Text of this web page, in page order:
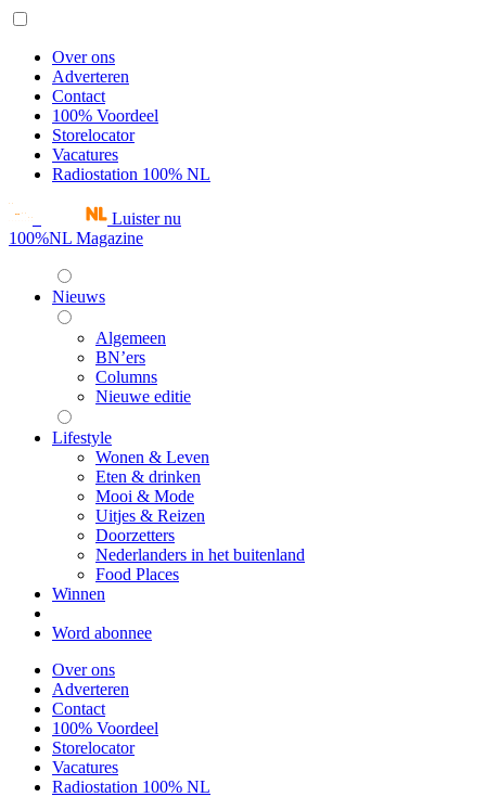
Over ons
Adverteren
Contact
100% Voordeel
Storelocator
Vacatures
Radiostation 100% NL
Luister nu
100%NL Magazine
Nieuws
Algemeen
BN’ers
Columns
Nieuwe editie
Lifestyle
Wonen & Leven
Eten & drinken
Mooi & Mode
Uitjes & Reizen
Doorzetters
Nederlanders in het buitenland
Food Places
Winnen
Word abonnee
Over ons
Adverteren
Contact
100% Voordeel
Storelocator
Vacatures
Radiostation 100% NL